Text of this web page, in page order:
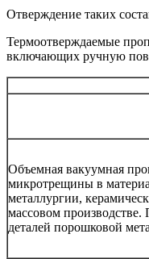
Отверждение таких
Термоотверждаемые
включающих ручную
Объемная вакуумная
микротрещины в
металлургии,
массовом производстве.
деталей порошковой